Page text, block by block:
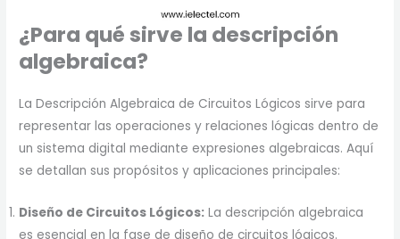
¿Para qué sirve la descripción
algebraica?
La Descripción Algebraica de Circuitos Lógicos sirve para
representar las operaciones y relaciones lógicas dentro de
un sistema digital mediante expresiones algebraicas. Aquí
se detallan sus propósitos y aplicaciones principales:
Diseño de Circuitos Lógicos: La descripción algebraica
es esencial en la fase de diseño de circuitos lógicos.